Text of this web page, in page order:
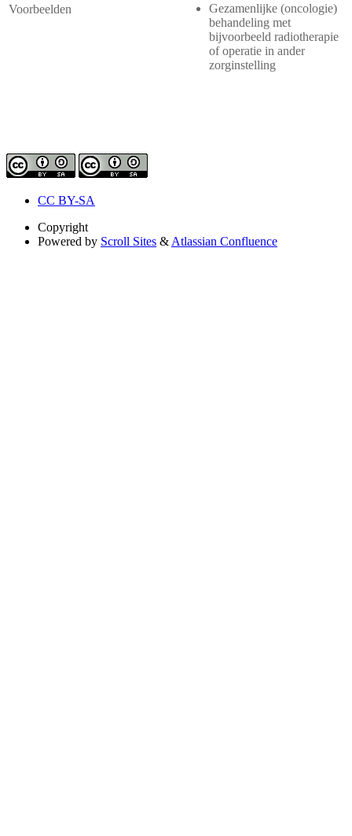
Voorbeelden
Gezamenlijke (oncologie)
behandeling met
bijvoorbeeld radiotherapie
of operatie in ander
zorginstelling
CC BY-SA
Copyright
Powered by Scroll Sites & Atlassian Confluence